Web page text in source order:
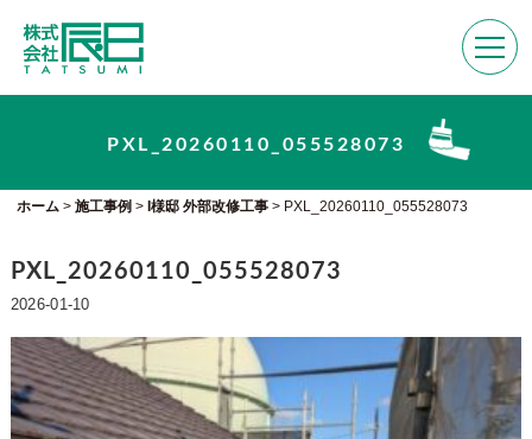
PXL_20260110_055528073
ホーム> 施工事例 > I様邸 外部改修工事> PXL_20260110_055528073
PXL_20260110_055528073
2026-01-10